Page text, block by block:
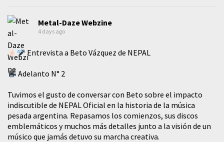
Metal-Daze Webzine
4 days ago
Entrevista a Beto Vázquez de NEPAL
Adelanto N° 2
Tuvimos el gusto de conversar con Beto sobre el impacto
indiscutible de NEPAL Oficial en la historia de la música
pesada argentina. Repasamos los comienzos, sus discos
emblemáticos y muchos más detalles junto a la visión de un
músico que jamás detuvo su marcha creativa.